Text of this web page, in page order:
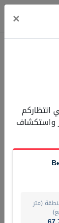
×
انتظاركم
واستكشاف
(متر